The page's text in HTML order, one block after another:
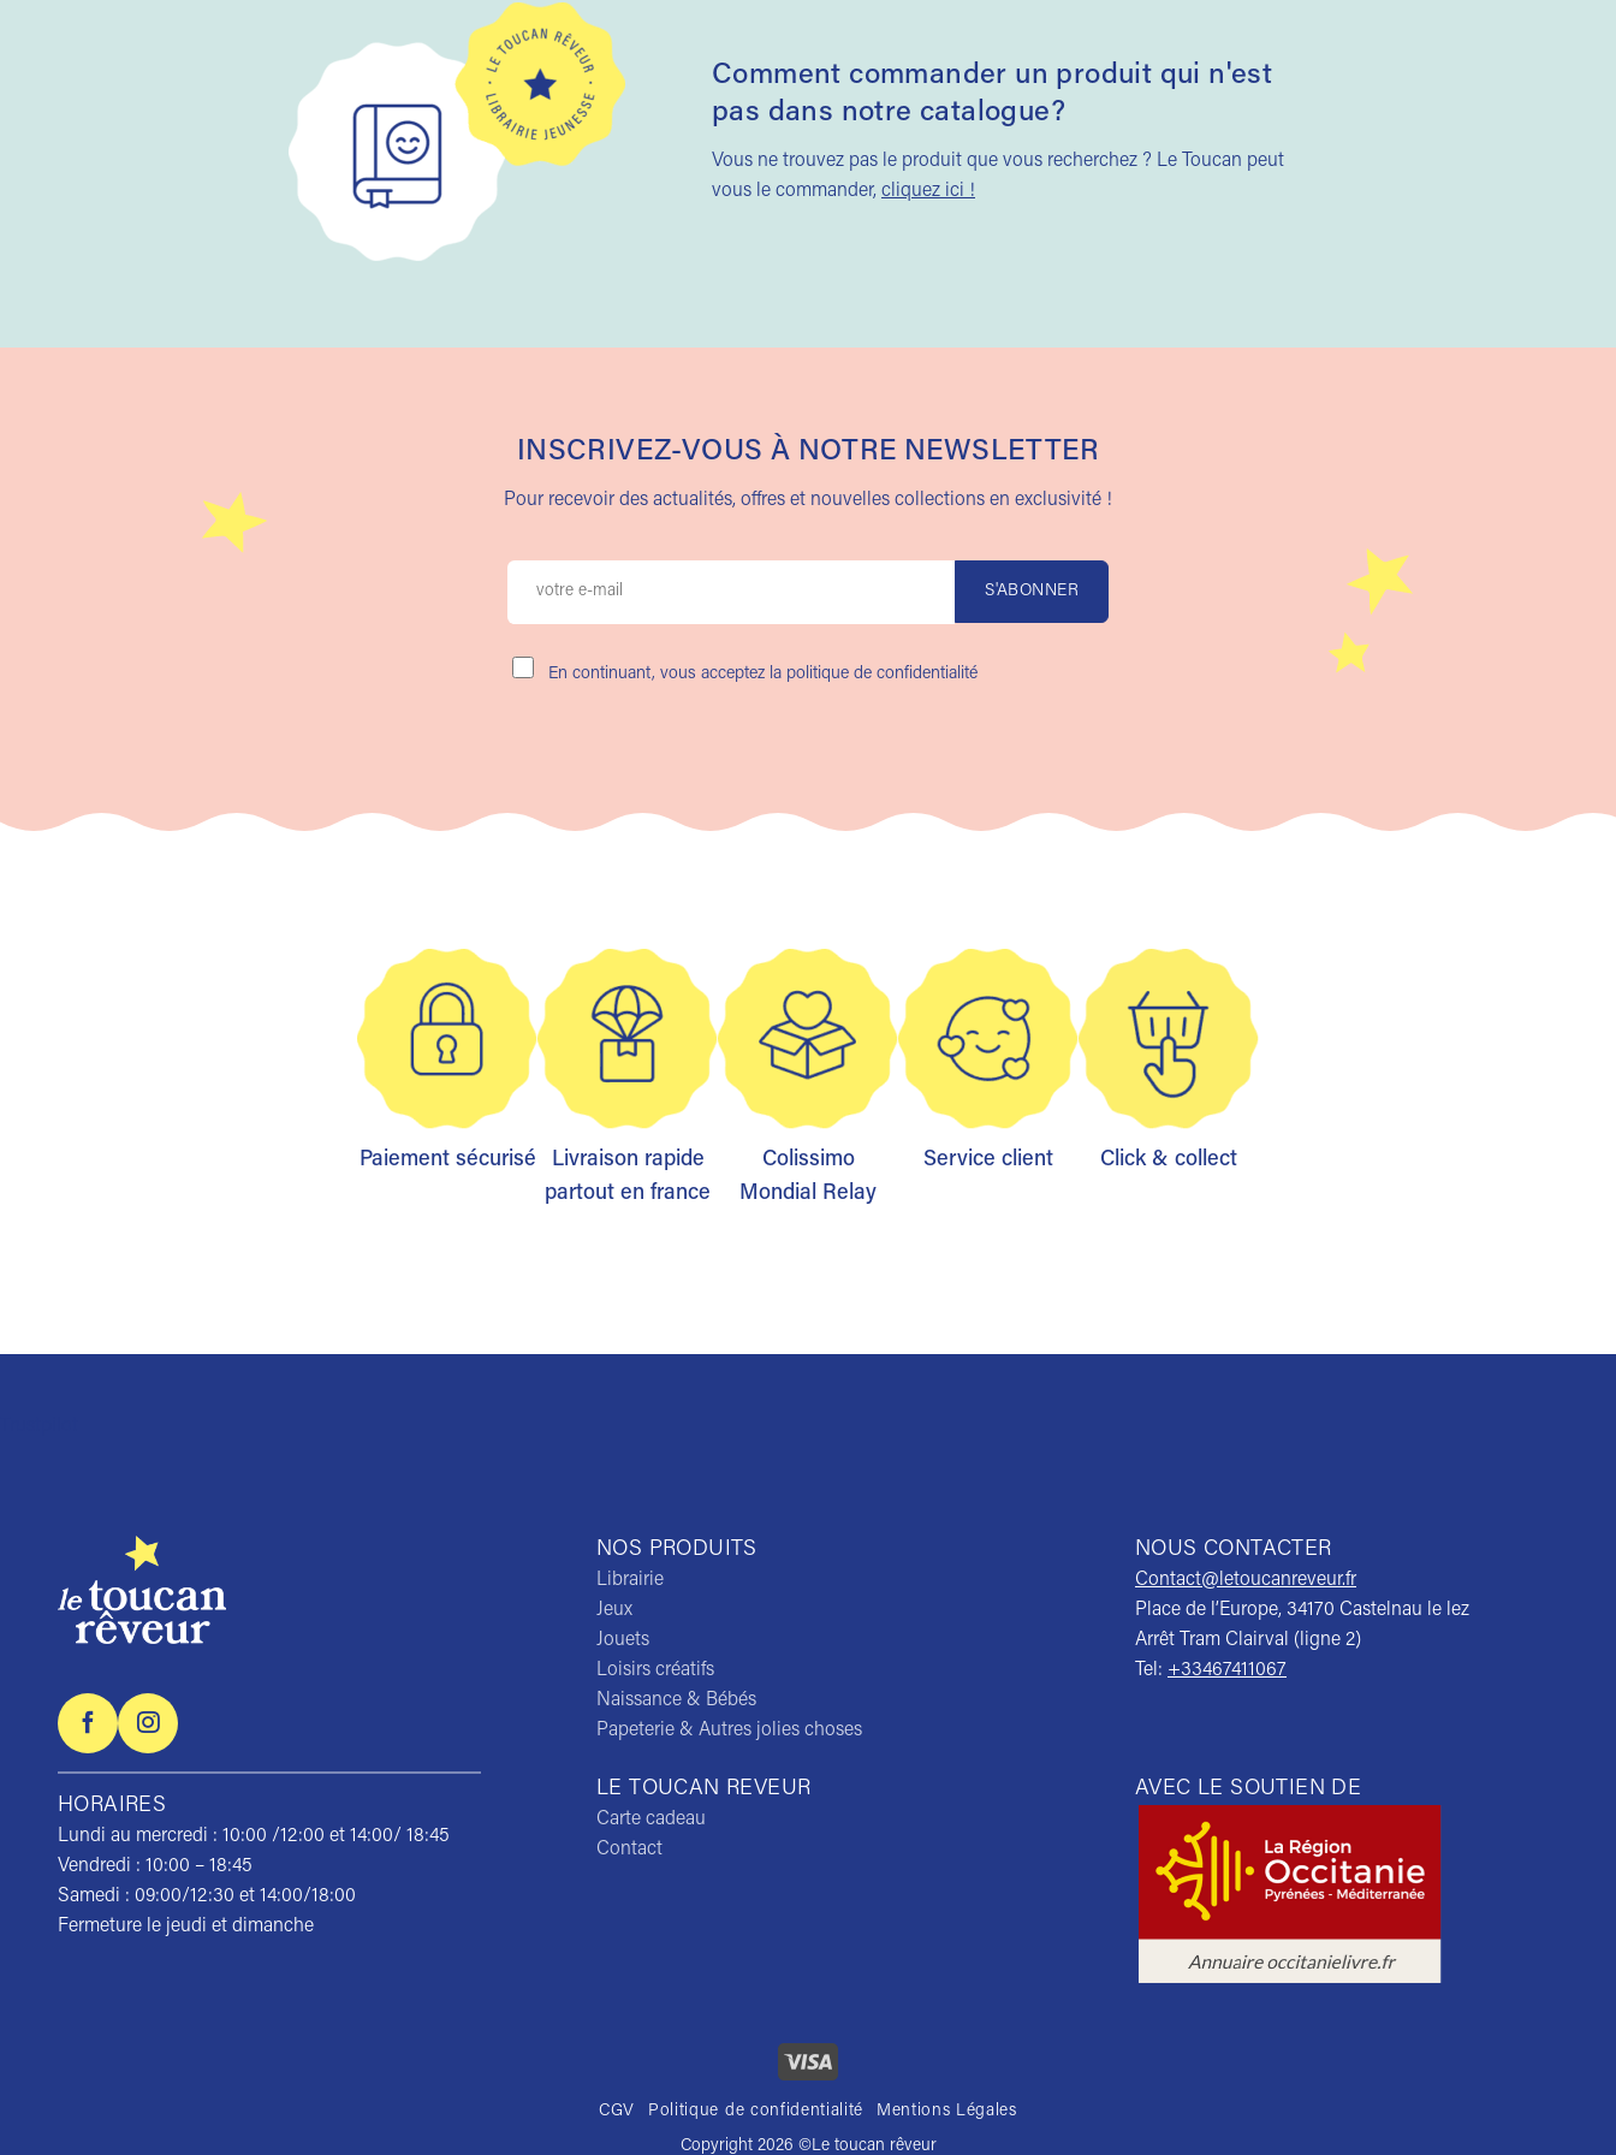
Comment commander un produit qui n'est
pas dans notre catalogue?
Vous ne trouvez pas le produit que vous recherchez ? Le Toucan peut
vous le commander, cliquez ici !
INSCRIVEZ-VOUS À NOTRE NEWSLETTER
Pour recevoir des actualités, offres et nouvelles collections en exclusivité !
En continuant, vous acceptez la politique de confidentialité
Paiement sécurisé
Livraison rapide
partout en france
Colissimo
Mondial Relay
Service client Click & collect
NOS PRODUITS
Librairie
Jeux
Jouets
Loisirs créatifs
Naissance & Bébés
Papeterie & Autres jolies choses
NOUS CONTACTER
Contact@letoucanreveur.fr
Place de l’Europe, 34170 Castelnau le lez
Arrêt Tram Clairval (ligne 2)
Tel: +33467411067
HORAIRES
Lundi au mercredi : 10:00 /12:00 et 14:00/ 18:45
Vendredi : 10:00 – 18:45
Samedi : 09:00/12:30 et 14:00/18:00
Fermeture le jeudi et dimanche
LE TOUCAN REVEUR
Carte cadeau
Contact
AVEC LE SOUTIEN DE
CGV Politique de confidentialité Mentions Légales
Copyright 2026 ©Le toucan rêveur